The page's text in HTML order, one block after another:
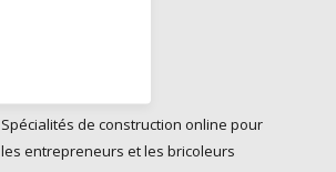
Spécialités de construction online pour
les entrepreneurs et les bricoleurs